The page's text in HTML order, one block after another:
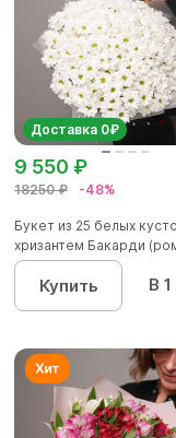
Доставка 0₽
18250 ₽ -48%
9 550 ₽
Букет из 25 белых
хризантем Бакарди
Купить В